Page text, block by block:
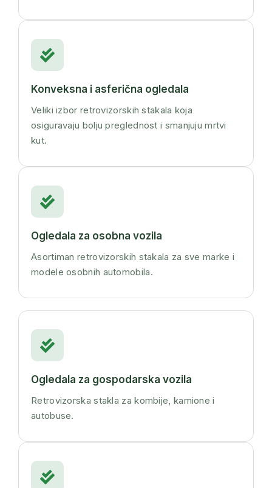
Konveksna i asferična ogledala
Veliki izbor retrovizorskih stakala koja
osiguravaju bolju preglednost i smanjuju mrtvi
kut.
Ogledala za osobna vozila
Asortiman retrovizorskih stakala za sve marke i
modele osobnih automobila.
Ogledala za gospodarska vozila
Retrovizorska stakla za kombije, kamione i
autobuse.